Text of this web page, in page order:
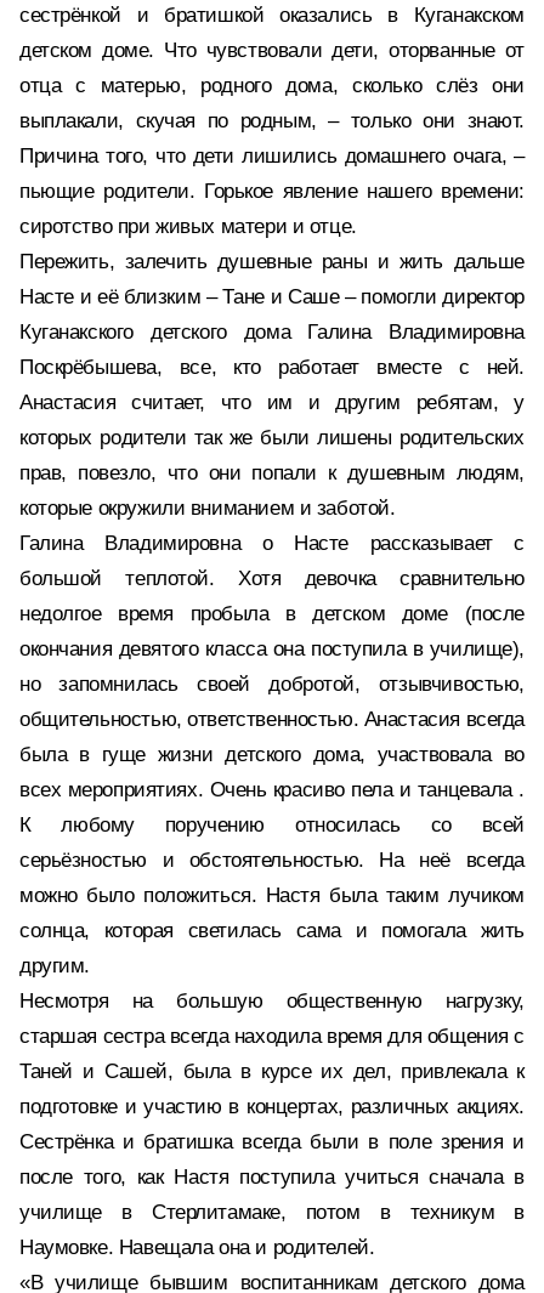
сестрёнкой и братишкой оказались в Куганакском
детском доме. Что чувствовали дети, оторванные от
отца с матерью, родного дома, сколько слёз они
выплакали, скучая по родным, – только они знают.
Причина того, что дети лишились домашнего очага, –
пьющие родители. Горькое явление нашего времени:
сиротство при живых матери и отце.
Пережить, залечить душевные раны и жить дальше
Насте и её близким – Тане и Саше – помогли директор
Куганакского детского дома Галина Владимировна
Поскрёбышева, все, кто работает вместе с ней.
Анастасия считает, что им и другим ребятам, у
которых родители так же были лишены родительских
прав, повезло, что они попали к душевным людям,
которые окружили вниманием и заботой.
Галина Владимировна о Насте рассказывает с
большой теплотой. Хотя девочка сравнительно
недолгое время пробыла в детском доме (после
окончания девятого класса она поступила в училище),
но запомнилась своей добротой, отзывчивостью,
общительностью, ответственностью. Анастасия всегда
была в гуще жизни детского дома, участвовала во
всех мероприятиях. Очень красиво пела и танцевала .
К любому поручению относилась со всей
серьёзностью и обстоятельностью. На неё всегда
можно было положиться. Настя была таким лучиком
солнца, которая светилась сама и помогала жить
другим.
Несмотря на большую общественную нагрузку,
старшая сестра всегда находила время для общения с
Таней и Сашей, была в курсе их дел, привлекала к
подготовке и участию в концертах, различных акциях.
Сестрёнка и братишка всегда были в поле зрения и
после того, как Настя поступила учиться сначала в
училище в Стерлитамаке, потом в техникум в
Наумовке. Навещала она и родителей.
«В училище бывшим воспитанникам детского дома